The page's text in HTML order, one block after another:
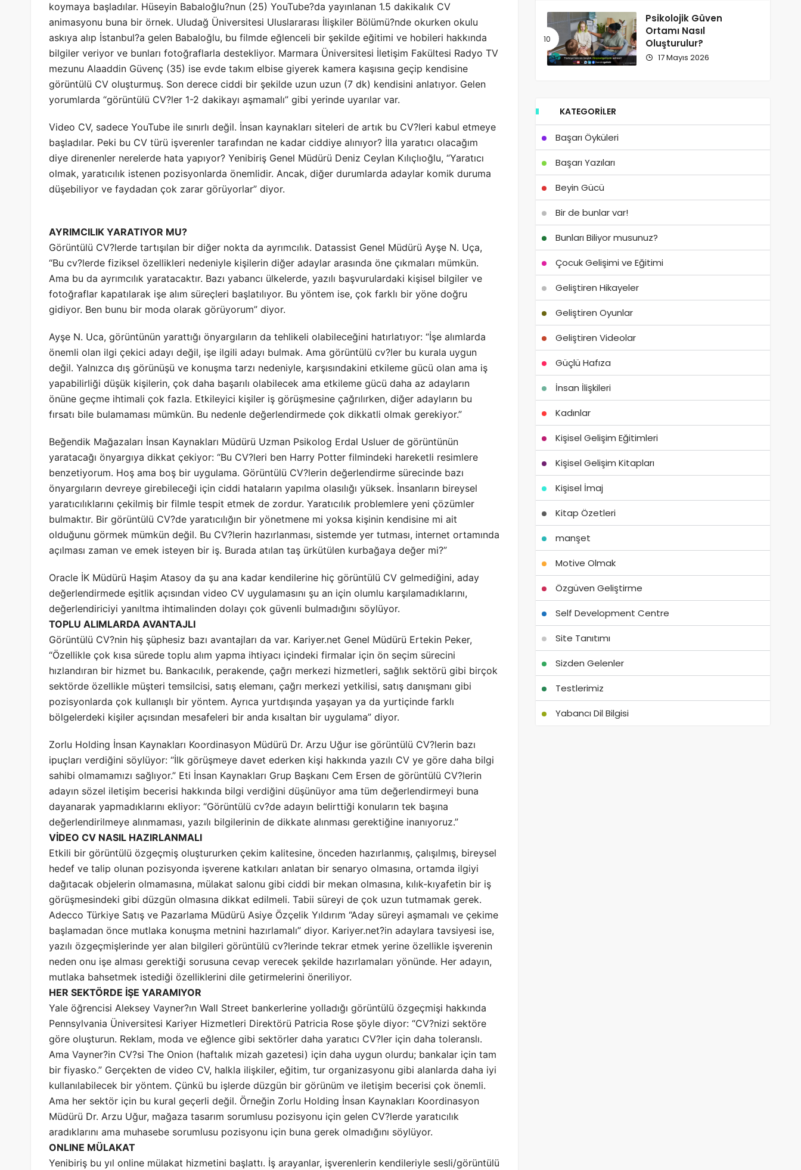
koymaya başladılar. Hüseyin Babaloğlu?nun (25) YouTube?da yayınlanan 1.5 dakikalık CV
animasyonu buna bir örnek. Uludağ Üniversitesi Uluslararası İlişkiler Bölümü?nde okurken okulu
askıya alıp İstanbul?a gelen Babaloğlu, bu filmde eğlenceli bir şekilde eğitimi ve hobileri hakkında
bilgiler veriyor ve bunları fotoğraflarla destekliyor. Marmara Üniversitesi İletişim Fakültesi Radyo TV
mezunu Alaaddin Güvenç (35) ise evde takım elbise giyerek kamera kaşısına geçip kendisine
görüntülü CV oluşturmuş. Son derece ciddi bir şekilde uzun uzun (7 dk) kendisini anlatıyor. Gelen
yorumlarda “görüntülü CV?ler 1-2 dakikayı aşmamalı” gibi yerinde uyarılar var.
Video CV, sadece YouTube ile sınırlı değil. İnsan kaynakları siteleri de artık bu CV?leri kabul etmeye
başladılar. Peki bu CV türü işverenler tarafından ne kadar ciddiye alınıyor? İlla yaratıcı olacağım
diye direnenler nerelerde hata yapıyor? Yenibiriş Genel Müdürü Deniz Ceylan Kılıçlıoğlu, “Yaratıcı
olmak, yaratıcılık istenen pozisyonlarda önemlidir. Ancak, diğer durumlarda adaylar komik duruma
düşebiliyor ve faydadan çok zarar görüyorlar” diyor.
AYRIMCILIK YARATIYOR MU?
Görüntülü CV?lerde tartışılan bir diğer nokta da ayrımcılık. Datassist Genel Müdürü Ayşe N. Uça,
“Bu cv?lerde fiziksel özellikleri nedeniyle kişilerin diğer adaylar arasında öne çıkmaları mümkün.
Ama bu da ayrımcılık yaratacaktır. Bazı yabancı ülkelerde, yazılı başvurulardaki kişisel bilgiler ve
fotoğraflar kapatılarak işe alım süreçleri başlatılıyor. Bu yöntem ise, çok farklı bir yöne doğru
gidiyor. Ben bunu bir moda olarak görüyorum” diyor.
Ayşe N. Uca, görüntünün yarattığı önyargıların da tehlikeli olabileceğini hatırlatıyor: “İşe alımlarda
önemli olan ilgi çekici adayı değil, işe ilgili adayı bulmak. Ama görüntülü cv?ler bu kurala uygun
değil. Yalnızca dış görünüşü ve konuşma tarzı nedeniyle, karşısındakini etkileme gücü olan ama iş
yapabilirliği düşük kişilerin, çok daha başarılı olabilecek ama etkileme gücü daha az adayların
önüne geçme ihtimali çok fazla. Etkileyici kişiler iş görüşmesine çağrılırken, diğer adayların bu
fırsatı bile bulamaması mümkün. Bu nedenle değerlendirmede çok dikkatli olmak gerekiyor.”
Beğendik Mağazaları İnsan Kaynakları Müdürü Uzman Psikolog Erdal Usluer de görüntünün
yaratacağı önyargıya dikkat çekiyor: “Bu CV?leri ben Harry Potter filmindeki hareketli resimlere
benzetiyorum. Hoş ama boş bir uygulama. Görüntülü CV?lerin değerlendirme sürecinde bazı
önyargıların devreye girebileceği için ciddi hataların yapılma olasılığı yüksek. İnsanların bireysel
yaratıcılıklarını çekilmiş bir filmle tespit etmek de zordur. Yaratıcılık problemlere yeni çözümler
bulmaktır. Bir görüntülü CV?de yaratıcılığın bir yönetmene mi yoksa kişinin kendisine mi ait
olduğunu görmek mümkün değil. Bu CV?lerin hazırlanması, sistemde yer tutması, internet ortamında
açılması zaman ve emek isteyen bir iş. Burada atılan taş ürkütülen kurbağaya değer mi?”
Oracle İK Müdürü Haşim Atasoy da şu ana kadar kendilerine hiç görüntülü CV gelmediğini, aday
değerlendirmede eşitlik açısından video CV uygulamasını şu an için olumlu karşılamadıklarını,
değerlendiriciyi yanıltma ihtimalinden dolayı çok güvenli bulmadığını söylüyor.
TOPLU ALIMLARDA AVANTAJLI
Görüntülü CV?nin hiş şüphesiz bazı avantajları da var. Kariyer.net Genel Müdürü Ertekin Peker,
“Özellikle çok kısa sürede toplu alım yapma ihtiyacı içindeki firmalar için ön seçim sürecini
hızlandıran bir hizmet bu. Bankacılık, perakende, çağrı merkezi hizmetleri, sağlık sektörü gibi birçok
sektörde özellikle müşteri temsilcisi, satış elemanı, çağrı merkezi yetkilisi, satış danışmanı gibi
pozisyonlarda çok kullanışlı bir yöntem. Ayrıca yurtdışında yaşayan ya da yurtiçinde farklı
bölgelerdeki kişiler açısından mesafeleri bir anda kısaltan bir uygulama” diyor.
Zorlu Holding İnsan Kaynakları Koordinasyon Müdürü Dr. Arzu Uğur ise görüntülü CV?lerin bazı
ipuçları verdiğini söylüyor: “İlk görüşmeye davet ederken kişi hakkında yazılı CV ye göre daha bilgi
sahibi olmamamızı sağlıyor.” Eti İnsan Kaynakları Grup Başkanı Cem Ersen de görüntülü CV?lerin
adayın sözel iletişim becerisi hakkında bilgi verdiğini düşünüyor ama tüm değerlendirmeyi buna
dayanarak yapmadıklarını ekliyor: “Görüntülü cv?de adayın belirttiği konuların tek başına
değerlendirilmeye alınmaması, yazılı bilgilerinin de dikkate alınması gerektiğine inanıyoruz.”
VİDEO CV NASIL HAZIRLANMALI
Etkili bir görüntülü özgeçmiş oluştururken çekim kalitesine, önceden hazırlanmış, çalışılmış, bireysel
hedef ve talip olunan pozisyonda işverene katkıları anlatan bir senaryo olmasına, ortamda ilgiyi
dağıtacak objelerin olmamasına, mülakat salonu gibi ciddi bir mekan olmasına, kılık-kıyafetin bir iş
görüşmesindeki gibi düzgün olmasına dikkat edilmeli. Tabii süreyi de çok uzun tutmamak gerek.
Adecco Türkiye Satış ve Pazarlama Müdürü Asiye Özçelik Yıldırım “Aday süreyi aşmamalı ve çekime
başlamadan önce mutlaka konuşma metnini hazırlamalı” diyor. Kariyer.net?in adaylara tavsiyesi ise,
yazılı özgeçmişlerinde yer alan bilgileri görüntülü cv?lerinde tekrar etmek yerine özellikle işverenin
neden onu işe alması gerektiği sorusuna cevap verecek şekilde hazırlamaları yönünde. Her adayın,
mutlaka bahsetmek istediği özelliklerini dile getirmelerini öneriliyor.
HER SEKTÖRDE İŞE YARAMIYOR
Yale öğrencisi Aleksey Vayner?ın Wall Street bankerlerine yolladığı görüntülü özgeçmişi hakkında
Pennsylvania Üniversitesi Kariyer Hizmetleri Direktörü Patricia Rose şöyle diyor: “CV?nizi sektöre
göre oluşturun. Reklam, moda ve eğlence gibi sektörler daha yaratıcı CV?ler için daha toleranslı.
Ama Vayner?in CV?si The Onion (haftalık mizah gazetesi) için daha uygun olurdu; bankalar için tam
bir fiyasko.” Gerçekten de video CV, halkla ilişkiler, eğitim, tur organizasyonu gibi alanlarda daha iyi
kullanılabilecek bir yöntem. Çünkü bu işlerde düzgün bir görünüm ve iletişim becerisi çok önemli.
Ama her sektör için bu kural geçerli değil. Örneğin Zorlu Holding İnsan Kaynakları Koordinasyon
Müdürü Dr. Arzu Uğur, mağaza tasarım sorumlusu pozisyonu için gelen CV?lerde yaratıcılık
aradıklarını ama muhasebe sorumlusu pozisyonu için buna gerek olmadığını söylüyor.
ONLINE MÜLAKAT
Yenibiriş bu yıl online mülakat hizmetini başlattı. İş arayanlar, işverenlerin kendileriyle sesli/görüntülü
Psikolojik Güven
Ortamı Nasıl
Oluşturulur?
17 Mayıs 2026
KATEGORILER
Başarı Öyküleri
Başarı Yazıları
Beyin Gücü
Bir de bunlar var!
Bunları Biliyor musunuz?
Çocuk Gelişimi ve Eğitimi
Geliştiren Hikayeler
Geliştiren Oyunlar
Geliştiren Videolar
Güçlü Hafıza
İnsan İlişkileri
Kadınlar
Kişisel Gelişim Eğitimleri
Kişisel Gelişim Kitapları
Kişisel İmaj
Kitap Özetleri
manşet
Motive Olmak
Özgüven Geliştirme
Self Development Centre
Site Tanıtımı
Sizden Gelenler
Testlerimiz
Yabancı Dil Bilgisi